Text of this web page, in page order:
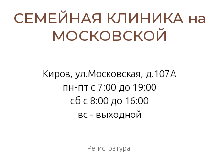
СЕМЕЙНАЯ КЛИНИКА на
МОСКОВСКОЙ
Киров, ул.Московская, д.107А
пн-пт с 7:00 до 19:00
сб с 8:00 до 16:00
вс - выходной
Регистратура: